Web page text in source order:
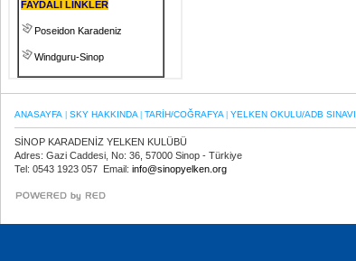
FAYDALI LİNKLER
Poseidon Karadeniz
Windguru-Sinop
ANASAYFA SKY HAKKINDA TARİH/COĞRAFYA YELKEN OKULU/ADB SINAVI
SİNOP KARADENİZ YELKEN KULÜBÜ
Adres: Gazi Caddesi, No: 36, 57000 Sinop - Türkiye
Tel: 0543 1923 057 Email: info@sinopyelken.org